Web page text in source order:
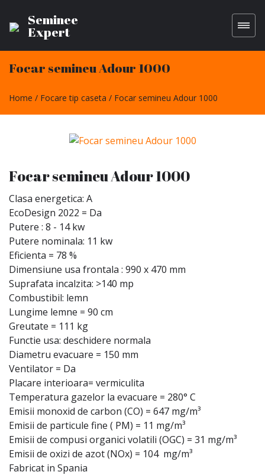
Seminee
Expert
Focar semineu Adour 1000
Home Focare tip caseta Focar semineu Adour 1000
Focar semineu Adour 1000
Clasa energetica: A
EcoDesign 2022 = Da
Putere : 8 - 14 kw
Putere nominala: 11 kw
Eficienta = 78 %
Dimensiune usa frontala : 990 x 470 mm
Suprafata incalzita: >140 mp
Combustibil: lemn
Lungime lemne = 90 cm
Greutate = 111 kg
Functie usa: deschidere normala
Diametru evacuare = 150 mm
Ventilator = Da
Placare interioara= vermiculita
Temperatura gazelor la evacuare = 280° C
Emisii monoxid de carbon (CO) = 647 mg/m³
Emisii de particule fine ( PM) = 11 mg/m³
Emisii de compusi organici volatili (OGC) = 31 mg/m³
Emisii de oxizi de azot (NOx) = 104 mg/m³
Fabricat in Spania